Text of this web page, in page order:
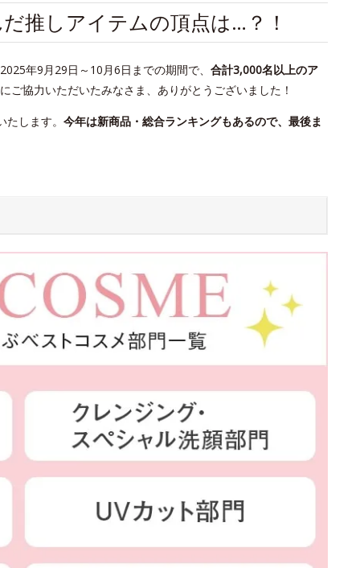
推しアイテムの頂点は…？！
年9月29日～10月6日までの期間で、 合計3,000名以上のア
ご協力いただいたみなさま、ありがとうございました！
します。 今年は新商品・総合ランキングもあるので、最後ま